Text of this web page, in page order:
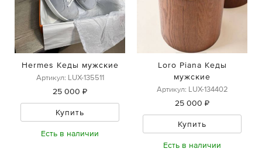
Hermes Кеды мужские
Артикул: LUX-135511
25 000 ₽
Купить
Есть в наличии
Loro Piana Кеды
мужские
Артикул: LUX-134402
25 000 ₽
Купить
Есть в наличии